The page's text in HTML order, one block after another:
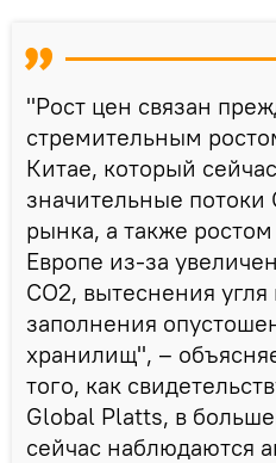
"Рост цен связан
стремительным
Китае, который
значительные
рынка, а также
Европе из-за
СО2, вытеснения
заполнения
хранилищ", –
того, как
Global Platts, в
сейчас наблюдаются